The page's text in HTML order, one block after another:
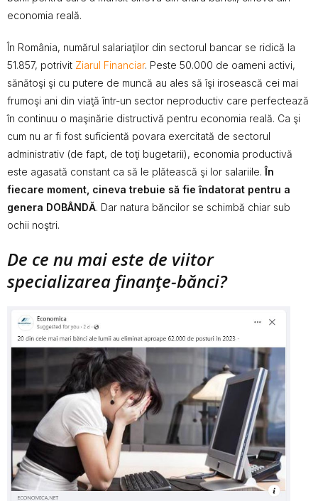
economia reală.
În România, numărul salariaţilor din sectorul bancar se ridică la
51.857, potrivit Ziarul Financiar. Peste 50.000 de oameni activi,
sănătoşi şi cu putere de muncă au ales să îşi irosească cei mai
frumoşi ani din viaţă într-un sector neproductiv care perfectează
în continuu o maşinărie distructivă pentru economia reală. Ca şi
cum nu ar fi fost suficientă povara exercitată de sectorul
administrativ (de fapt, de toţi bugetarii), economia productivă
este agasată constant ca să le plătească şi lor salariile.În
fiecare moment, cineva trebuie să fie îndatorat pentru a
genera DOBÂNDĂ. Dar natura băncilor se schimbă chiar sub
ochii noştri.
De ce nu mai este de viitor
specializarea finanţe-bănci?